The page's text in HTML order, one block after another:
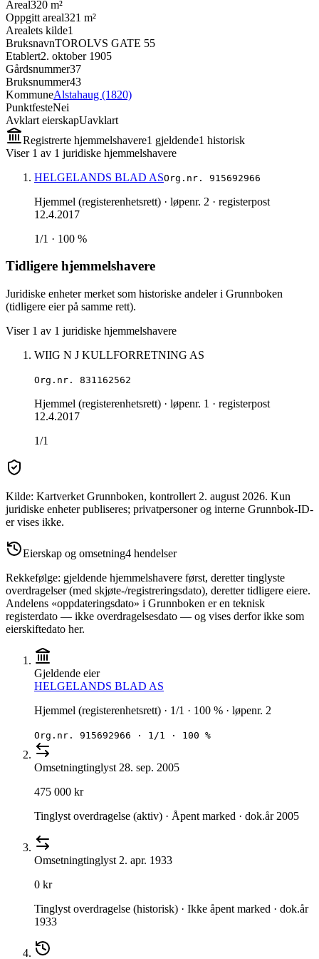
Areal320 m²
Oppgitt areal321 m²
Arealets kilde1
BruksnavnTOROLVS GATE 55
Etablert2. oktober 1905
Gårdsnummer37
Bruksnummer43
KommuneAlstahaug (1820)
PunktfesteNei
Avklart eierskapUavklart
Registrerte hjemmelshavere1 gjeldende1 historisk
Viser 1 av 1 juridiske hjemmelshavere
HELGELANDS BLAD ASOrg.nr. 915692966
Hjemmel (registerenhetsrett) · løpenr. 2 · registerpost
12.4.2017
1/1 · 100 %
Tidligere hjemmelshavere
Juridiske enheter merket som historiske andeler i Grunnboken
(tidligere eier på samme rett).
Viser 1 av 1 juridiske hjemmelshavere
WIIG N J KULLFORRETNING AS
Org.nr. 831162562
Hjemmel (registerenhetsrett) · løpenr. 1 · registerpost
12.4.2017
1/1
Kilde: Kartverket Grunnboken, kontrollert 2. august 2026. Kun
juridiske enheter publiseres; privatpersoner og interne Grunnbok-ID-
er vises ikke.
Eierskap og omsetning4 hendelser
Rekkefølge: gjeldende hjemmelshavere først, deretter tinglyste
overdragelser (med skjøte-/registreringsdato), deretter tidligere eiere.
Andelens «oppdateringsdato» i Grunnboken er en teknisk
registerdato — ikke overdragelsesdato — og vises derfor ikke som
eierskiftedato her.
Gjeldende eier
HELGELANDS BLAD AS
Hjemmel (registerenhetsrett) · 1/1 · 100 % · løpenr. 2
Org.nr. 915692966 · 1/1 · 100 %
Omsetningtinglyst 28. sep. 2005
475 000 kr
Tinglyst overdragelse (aktiv) · Åpent marked · dok.år 2005
Omsetningtinglyst 2. apr. 1933
0 kr
Tinglyst overdragelse (historisk) · Ikke åpent marked · dok.år
1933